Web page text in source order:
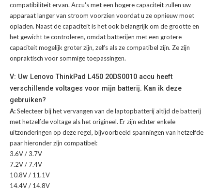
compatibiliteit ervan. Accu's met een hogere capaciteit zullen uw
apparaat langer van stroom voorzien voordat u ze opnieuw moet
opladen. Naast de capaciteit is het ook belangrijk om de grootte en
het gewicht te controleren, omdat batterijen met een grotere
capaciteit mogelijk groter zijn, zelfs als ze compatibel zijn. Ze zijn
onpraktisch voor sommige toepassingen.
V: Uw Lenovo ThinkPad L450 20DS0010 accu heeft
verschillende voltages voor mijn batterij. Kan ik deze
gebruiken?
A:Selecteer bij het vervangen van de laptopbatterij altijd de batterij
met hetzelfde voltage als het origineel. Er zijn echter enkele
uitzonderingen op deze regel, bijvoorbeeld spanningen van hetzelfde
paar hieronder zijn compatibel:
3.6V / 3.7V
7.2V / 7.4V
10.8V / 11.1V
14.4V / 14.8V